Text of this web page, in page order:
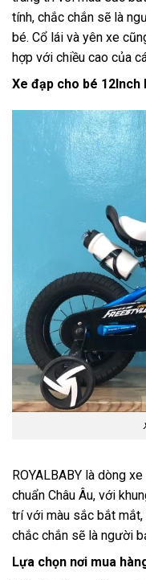
tính, chắc chắn sẽ là
bé. Cổ lái và yên xe
hợp với chiều cao của
Xe đạp cho bé 12Inch
ROYALBABY là dòng
chuẩn Châu Âu, với
trí với màu sắc bắt mắt,
chắc chắn sẽ là người
Lựa chọn nơi mua